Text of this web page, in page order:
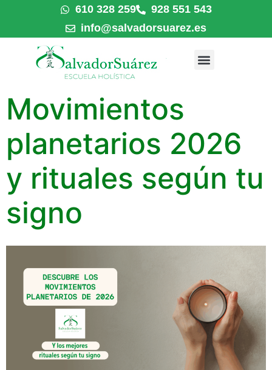
610 328 259
928 551 543
info@salvadorsuarez.es
Movimientos
planetarios 2026
y rituales según tu
signo